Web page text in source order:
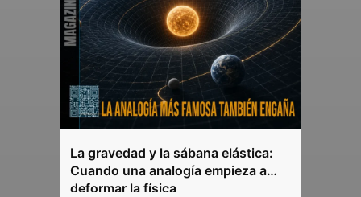
La gravedad y la sábana elástica:
Cuando una analogía empieza a
deformar la física